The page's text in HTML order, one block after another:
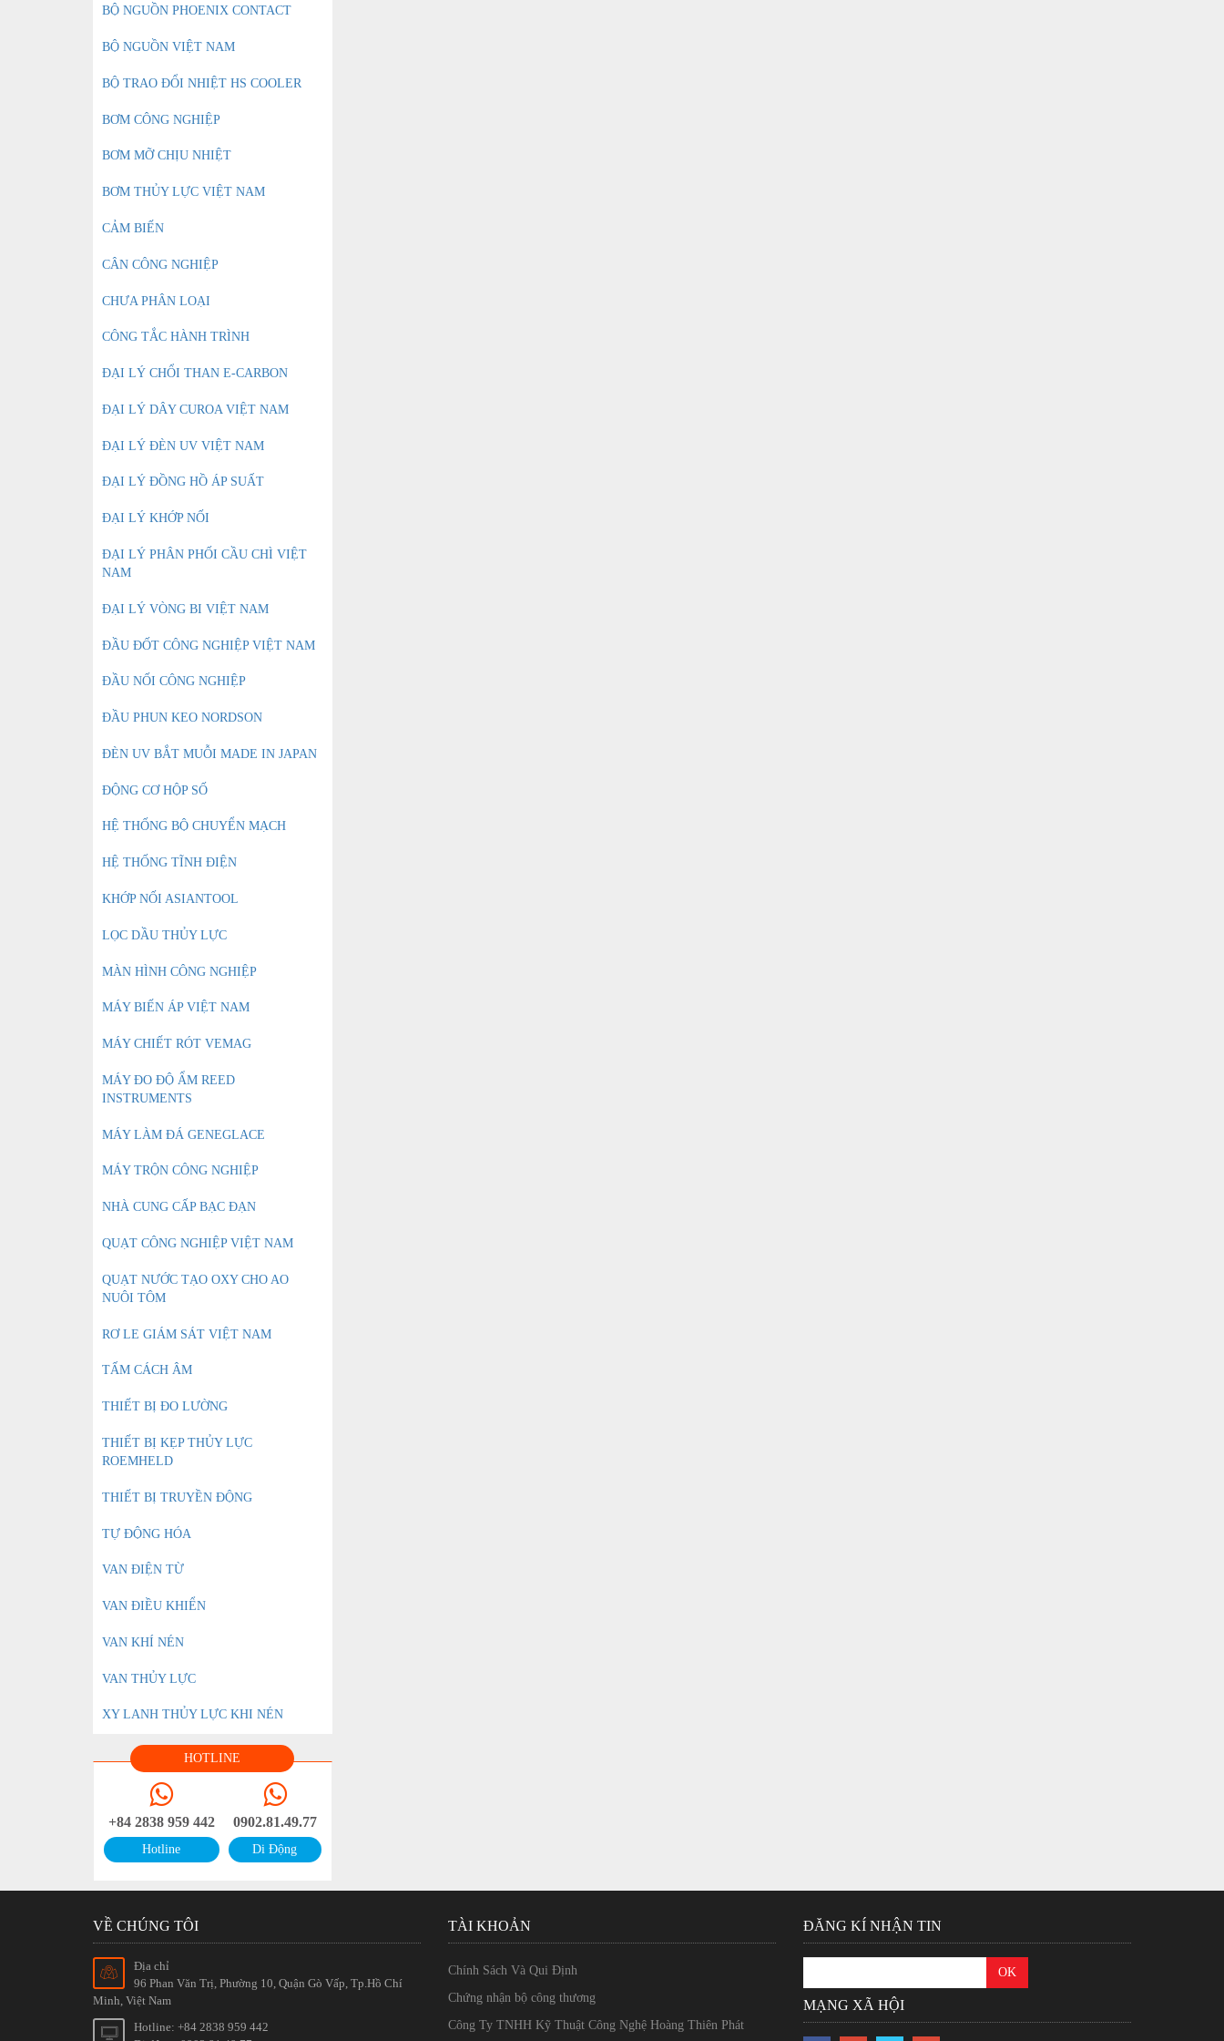
BỘ NGUỒN PHOENIX CONTACT
BỘ NGUỒN VIỆT NAM
BỘ TRAO ĐỔI NHIỆT HS COOLER
BƠM CÔNG NGHIỆP
BƠM MỠ CHỊU NHIỆT
BƠM THỦY LỰC VIỆT NAM
CẢM BIẾN
CÂN CÔNG NGHIỆP
CHƯA PHÂN LOẠI
CÔNG TẮC HÀNH TRÌNH
ĐẠI LÝ CHỔI THAN E-CARBON
ĐẠI LÝ DÂY CUROA VIỆT NAM
ĐẠI LÝ ĐÈN UV VIỆT NAM
ĐẠI LÝ ĐỒNG HỒ ÁP SUẤT
ĐẠI LÝ KHỚP NỐI
ĐẠI LÝ PHÂN PHỐI CẦU CHÌ VIỆT
NAM
ĐẠI LÝ VÒNG BI VIỆT NAM
ĐẦU ĐỐT CÔNG NGHIỆP VIỆT NAM
ĐẦU NỐI CÔNG NGHIỆP
ĐẦU PHUN KEO NORDSON
ĐÈN UV BẮT MUỖI MADE IN JAPAN
ĐỘNG CƠ HỘP SỐ
HỆ THỐNG BỘ CHUYỂN MẠCH
HỆ THỐNG TĨNH ĐIỆN
KHỚP NỐI ASIANTOOL
LỌC DẦU THỦY LỰC
MÀN HÌNH CÔNG NGHIỆP
MÁY BIẾN ÁP VIỆT NAM
MÁY CHIẾT RÓT VEMAG
MÁY ĐO ĐỘ ẨM REED
INSTRUMENTS
MÁY LÀM ĐÁ GENEGLACE
MÁY TRỘN CÔNG NGHIỆP
NHÀ CUNG CẤP BẠC ĐẠN
QUẠT CÔNG NGHIỆP VIỆT NAM
QUẠT NƯỚC TẠO OXY CHO AO
NUÔI TÔM
RƠ LE GIÁM SÁT VIỆT NAM
TẤM CÁCH ÂM
THIẾT BỊ ĐO LƯỜNG
THIẾT BỊ KẸP THỦY LỰC
ROEMHELD
THIẾT BỊ TRUYỀN ĐỘNG
TỰ ĐỘNG HÓA
VAN ĐIỆN TỪ
VAN ĐIỀU KHIỂN
VAN KHÍ NÉN
VAN THỦY LỰC
XY LANH THỦY LỰC KHI NÉN
HOTLINE
+84 2838 959 442
Hotline
0902.81.49.77
Di Động
VỀ CHÚNG TÔI
Địa chỉ
96 Phan Văn Trị, Phường 10, Quận Gò Vấp, Tp.Hồ Chí
Minh, Việt Nam
Hotline: +84 2838 959 442
TÀI KHOẢN
Chính Sách Và Qui Định
Chứng nhận bộ công thương
Công Ty TNHH Kỹ Thuật Công Nghệ Hoàng Thiên Phát
ĐĂNG KÍ NHẬN TIN
MẠNG XÃ HỘI